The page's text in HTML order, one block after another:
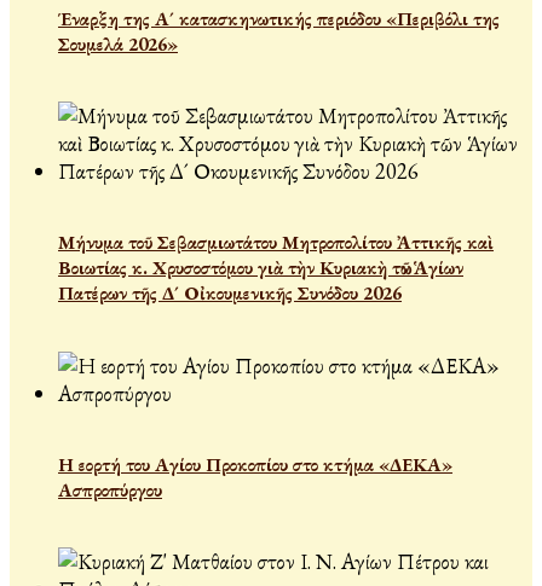
Έναρξη της Α´ κατασκηνωτικής περιόδου «Περιβόλι της
Σουμελά 2026»
Μήνυμα τοῦ Σεβασμιωτάτου Μητροπολίτου Ἀττικῆς καὶ
Βοιωτίας κ. Χρυσοστόμου γιὰ τὴν Κυριακὴ τῶν Ἁγίων
Πατέρων τῆς Δ´ Οἰκουμενικῆς Συνόδου 2026
Η εορτή του Αγίου Προκοπίου στο κτήμα «ΔΕΚΑ»
Ασπροπύργου